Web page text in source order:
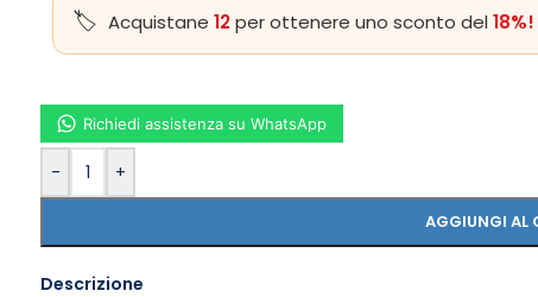
Acquistane12per ottenere uno sconto del18%!
- +
AGGIUNGI AL
Richiedi assistenza su WhatsApp
Descrizione